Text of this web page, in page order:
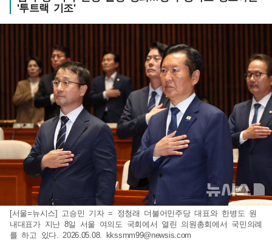
'투트랙 기조'
[서울=뉴시스] 고승민 기자 = 정청래 더불어민주당 대표와 한병도 원
내대표가 지난 8일 서울 여의도 국회에서 열린 의원총회에서 국민의례
를 하고 있다. 2026.05.08. kkssmm99@newsis.com